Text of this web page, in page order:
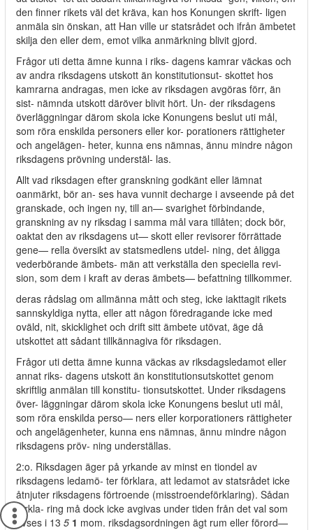
den finner rikets väl det kräva, kan hos Konungen skrift- ligen
anmäla sin önskan, att Han ville ur statsrådet och ifrån ämbetet
skilja den eller dem, emot vilka anmärkning blivit gjord.
Frågor uti detta ämne kunna i riks- dagens kamrar väckas och
av andra riksdagens utskott än konstitutionsut- skottet hos
kamrarna andragas, men icke av riksdagen avgöras förr, än
sist- nämnda utskott däröver blivit hört. Un- der riksdagens
överläggningar därom skola icke Konungens beslut uti mål,
som röra enskilda personers eller kor- porationers rättigheter
och angelägen- heter, kunna ens nämnas, ännu mindre någon
riksdagens prövning understäl- las.
Allt vad riksdagen efter granskning godkänt eller lämnat
oanmärkt, bör an- ses hava vunnit decharge i avseende på det
granskade, och ingen ny, till an— svarighet förbindande,
granskning av ny riksdag i samma mål vara tillåten; dock bör,
oaktat den av riksdagens ut— skott eller revisorer förrättade
gene— rella översikt av statsmedlens utdel- ning, det åligga
vederbörande ämbets- män att verkställa den speciella revi-
sion, som dem i kraft av deras ämbets— befattning tillkommer.
deras rådslag om allmänna mått och steg, icke iakttagit rikets
sannskyldiga nytta, eller att någon föredragande icke med
oväld, nit, skicklighet och drift sitt ämbete utövat, äge då
utskottet att sådant tillkännagiva för riksdagen.
Frågor uti detta ämne kunna väckas av riksdagsledamot eller
annat riks- dagens utskott än konstitutionsutskottet genom
skriftlig anmälan till konstitu- tionsutskottet. Under riksdagens
över- läggningar därom skola icke Konungens beslut uti mål,
som röra enskilda perso— ners eller korporationers rättigheter
och angelägenheter, kunna ens nämnas, ännu mindre någon
riksdagens pröv- ning underställas.
2:o. Riksdagen äger på yrkande av minst en tiondel av
riksdagens ledamö- ter förklara, att ledamot av statsrådet icke
åtnjuter riksdagens förtroende (misstroendeförklaring). Sådan
förkla- ring må dock icke avgivas under tiden från det val som
avses i 13 5 1 mom. riksdagsordningen ägt rum eller förord—